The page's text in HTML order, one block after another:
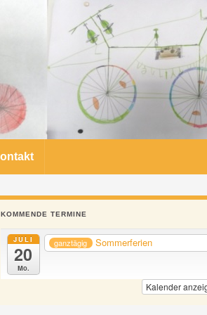
KOMMENDE TERMINE
JULI
20
Mo.
ganztägig Sommerferien
Kalender